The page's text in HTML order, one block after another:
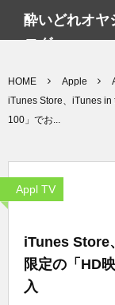
酔いどれオヤ
ログwp
HOME Apple
iTunes Store、iTunes in
100」でお...
Appl TV
iTunes Store
限定の「HD
入